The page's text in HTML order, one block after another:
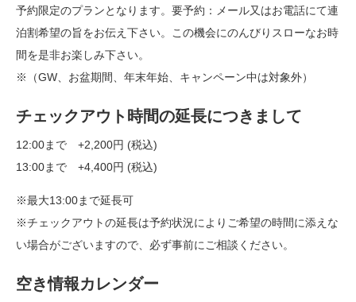
予約限定のプランとなります。要予約：メール又はお電話にて連
泊割希望の旨をお伝え下さい。この機会にのんびりスローなお時
間を是非お楽しみ下さい。
※（GW、お盆期間、年末年始、キャンペーン中は対象外）
チェックアウト時間の延長につきまして
12:00まで +2,200円 (税込)
13:00まで +4,400円 (税込)
※最大13:00まで延長可
※チェックアウトの延長は予約状況によりご希望の時間に添えな
い場合がございますので、必ず事前にご相談ください。
空き情報カレンダー